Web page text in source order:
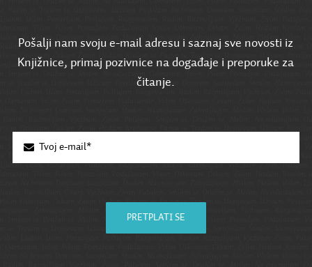
Pošalji nam svoju e-mail adresu i saznaj sve novosti iz
Knjižnice, primaj pozivnice na događaje i preporuke za
čitanje.
PRETPLATI SE